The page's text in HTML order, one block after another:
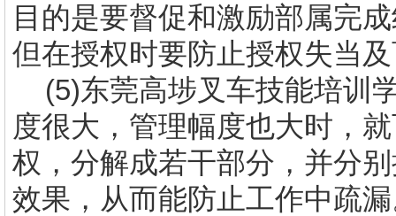
目的是要督促和激励部属完
但在授权时要防止授权失当
(5)东莞高埗叉车技能培训
度很大，管理幅度也大时，
权，分解成若干部分，并分
效果，从而能防止工作中疏